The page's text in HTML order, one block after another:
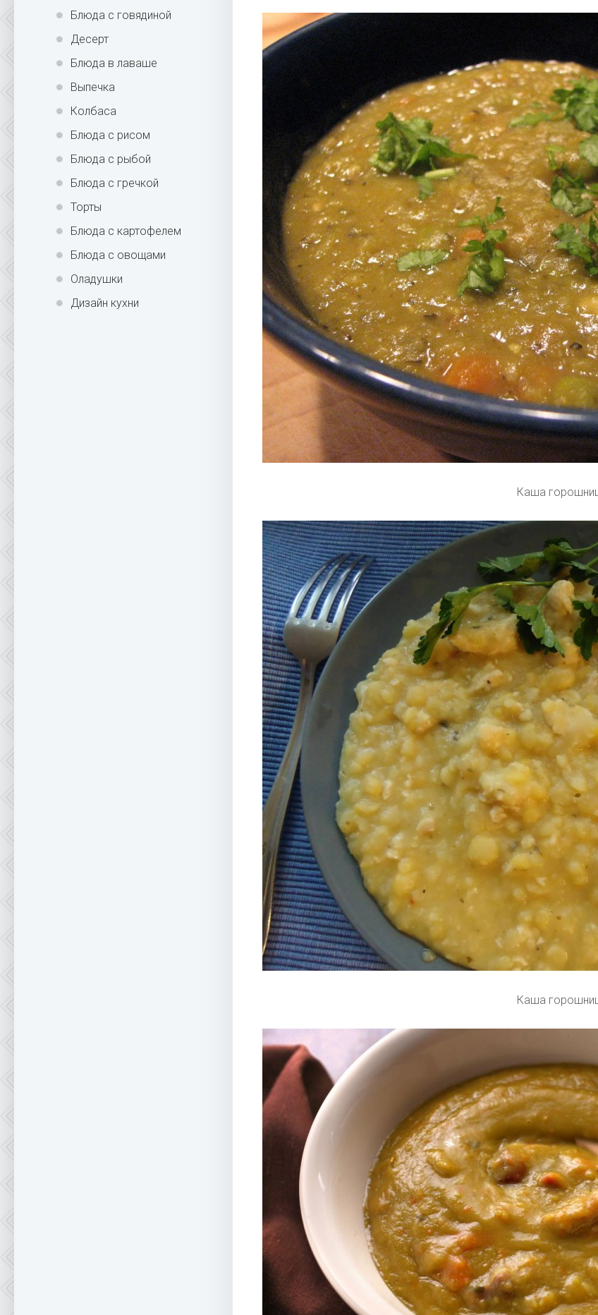
Блюда с говядиной
Десерт
Блюда в лаваше
Выпечка
Колбаса
Блюда с рисом
Блюда с рыбой
Блюда с гречкой
Торты
Блюда с картофелем
Блюда с овощами
Оладушки
Дизайн кухни
Каша
Каша